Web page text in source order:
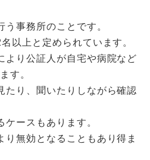
事務所のことです。
以上と定められています。
より公証人が自宅や病院など
す。
たり、聞いたりしながら確認
ースもあります。
り無効となることもあり得ま